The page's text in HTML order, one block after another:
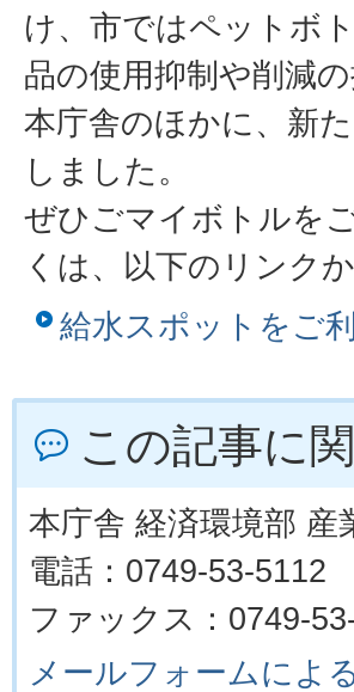
け、市ではペットボ
品の使用抑制や削減
本庁舎のほかに、新
しました。
ぜひごマイボトルを
くは、以下のリンク
給水スポットをご
この記事に
本庁舎 経済環境部 産
電話：0749-53-5112
ファックス：0749-
メールフォームによ